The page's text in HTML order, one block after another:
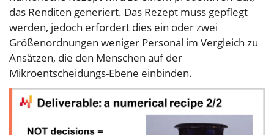
das Renditen generiert. Das Rezept muss gepflegt
werden, jedoch erfordert dies ein oder zwei
Größenordnungen weniger Personal im Vergleich zu
Ansätzen, die den Menschen auf der
Mikroentscheidungs-Ebene einbinden.